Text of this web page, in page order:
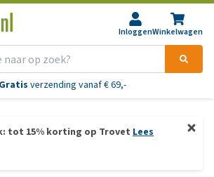
InloggenWinkelwagen
Gratis verzending vanaf € 69,-
tot 15% korting op Trovet Lees